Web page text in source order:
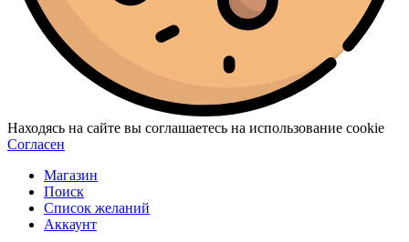
Находясь на сайте вы соглашаетесь на использование cookie
Согласен
Магазин
Поиск
Список желаний
Аккаунт